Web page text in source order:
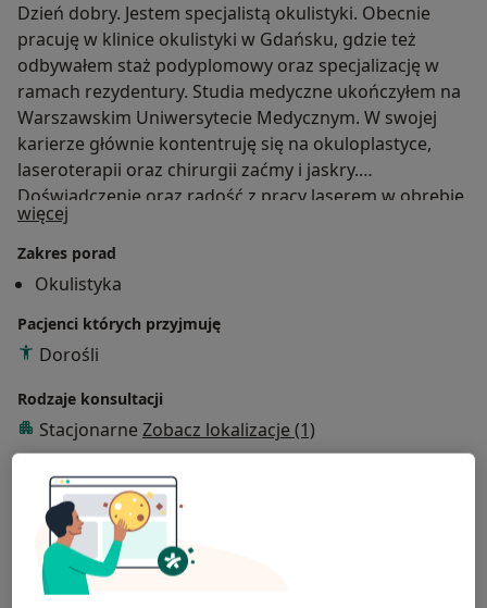
Dzień dobry. Jestem specjalistą okulistyki. Obecnie
pracuję w klinice okulistyki w Gdańsku, gdzie też
odbywałem staż podyplomowy oraz specjalizację w
ramach rezydentury. Studia medyczne ukończyłem na
Warszawskim Uniwersytecie Medycznym. W swojej
karierze głównie kontentruję się na okuloplastyce,
laseroterapii oraz chirurgii zaćmy i jaskry.
Doświadczenie oraz radość z pracy laserem w obrębie
oka zmotywowały mnie do pogłębienia wiedzy i
umiejętności w laseroteraii także innych obszarów
ciała. W swojej pracy głównie koncentruję się na
budowaniu relacji oraz dobrego kontaktu z moimi
pacjentami. Wierzę, że sukces terapeutyczny zaczyna
się już od pierwszej rozmowy w gabinecie.
więcej
Zakres porad
Okulistyka
Pacjenci których przyjmuję
Dorośli
Rodzaje konsultacji
Stacjonarne Zobacz lokalizacje (1)
Zdjęcia i filmy